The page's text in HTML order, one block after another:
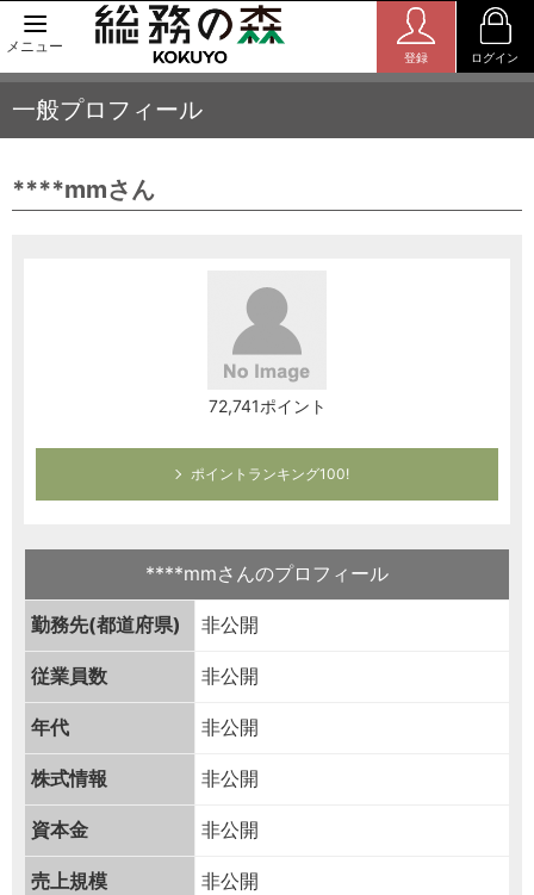
メニュー
登録 ログイン
一般プロフィール
****mmさん
72,741ポイント
ポイントランキング100!
****mmさんのプロフィール
勤務先(都道府県) 非公開
従業員数 非公開
年代 非公開
株式情報 非公開
資本金 非公開
売上規模 非公開